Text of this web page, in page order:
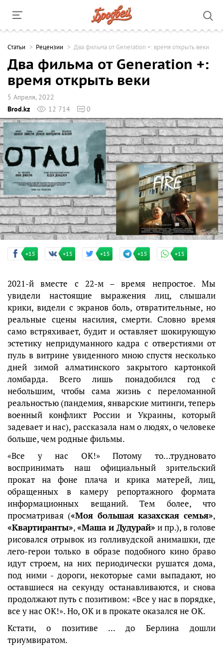
Cтатьи Рецензии Два фильма от Generation +: время открыть веки
Два фильма от Generation +:
время открыть веки
5 Апреля, 2022
Brod.kz
12 714 0
+15 +15 +15 +15 +15
2021-й вместе с 22-м – время непростое. Мы
увидели настоящие выражения лиц, слышали
крики, видели с экранов боль, отвратительные, но
реальные сцены насилия, смерти. Словно время
само встряхивает, будит и оставляет шокирующую
эстетику непридуманного кадра с отверстиями от
пуль в витрине увиденного мною спустя несколько
дней зимой алматинского закрытого картонкой
ломбарда. Всего лишь понадобился год с
небольшим, чтобы сама жизнь с переломанной
реальностью (пандемия, январские митинги, теперь
военный конфликт России и Украины, который
задевает и нас), рассказала нам о людях, о человеке
больше, чем родные фильмы.
«Все у нас ОК!» Потому то…трудновато
воспринимать наш официальный зрительский
прокат на фоне плача и крика матерей, лиц,
обращенных в камеру репортажного формата
информационных вещаний. Тем более, что
просматривая («Моя большая казахская семья»,
«Квартиранты»,«Маша и Дудурай» и пр.), в голове
рисовался отрывок из голливудской анимашки, где
лего-герои только в образе подобного кино браво
идут строем, на них периодически рушатся дома,
под ними - дороги, некоторые сами выпадают, но
оставшиеся на секунду останавливаются, и снова
продолжают путь с позитивом: «Все у нас в порядке,
все у нас ОК!». Но, ОК и в прокате оказался не ОК.
Кстати, о позитиве ... до Берлина дошли
триумвиратом.